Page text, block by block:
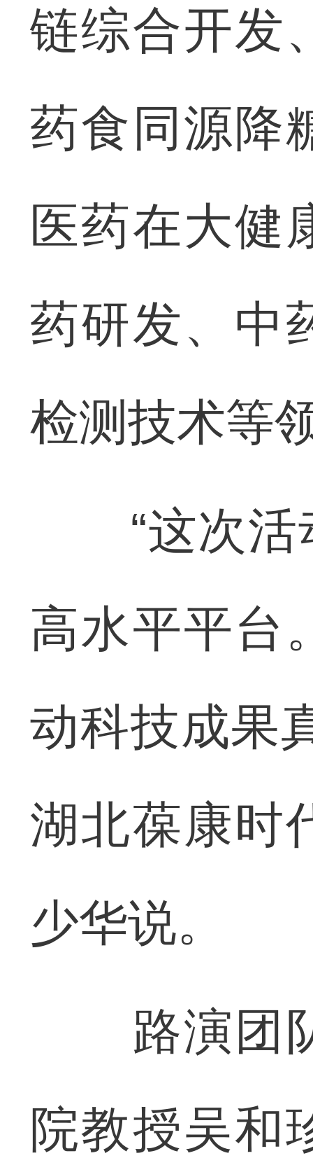
链综合开发
药食同源降
医药在大健
药研发、中
检测技术等
“这次活
高水平平台
动科技成果
湖北葆康时
少华说。
路演团队
院教授吴和